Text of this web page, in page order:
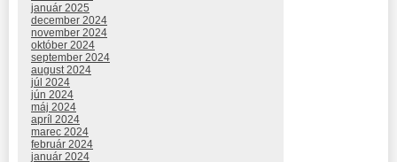
január 2025
december 2024
november 2024
október 2024
september 2024
august 2024
júl 2024
jún 2024
máj 2024
apríl 2024
marec 2024
február 2024
január 2024